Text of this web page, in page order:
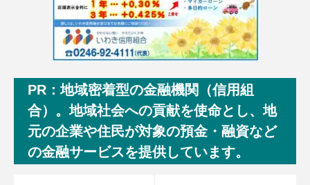
PR：地域密着型の金融機関（信用組
合）。地域社会への貢献を使命とし、地
元の企業や住民が対象の預金・融資など
の金融サービスを提供しています。